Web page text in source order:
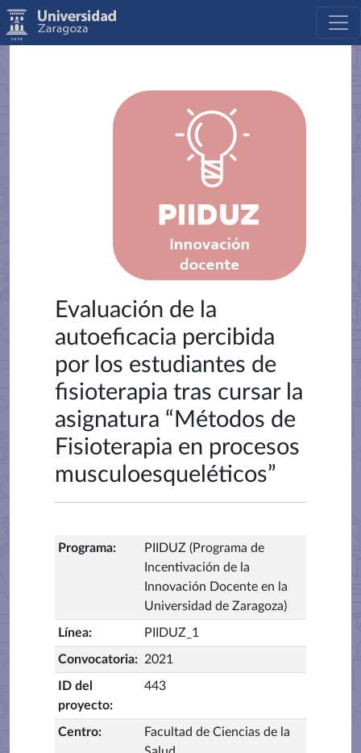
Evaluación de la
autoeficacia percibida
por los estudiantes de
fisioterapia tras cursar la
asignatura “Métodos de
Fisioterapia en procesos
musculoesqueléticos”
Programa:
PIIDUZ (Programa de
Incentivación de la
Innovación Docente en la
Universidad de Zaragoza)
Línea: PIIDUZ_1
Convocatoria: 2021
ID del
proyecto:
443
Centro:
Facultad de Ciencias de la